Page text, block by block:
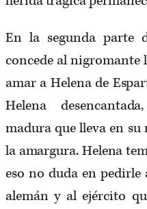
En la segunda parte
concede al nigromante
amar a Helena de
Helena
madura que lleva en
la amargura. Helena
eso no duda en pedirle
alemán y al ejército